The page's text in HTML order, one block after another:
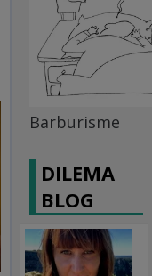
Barburisme
DILEMA
BLOG